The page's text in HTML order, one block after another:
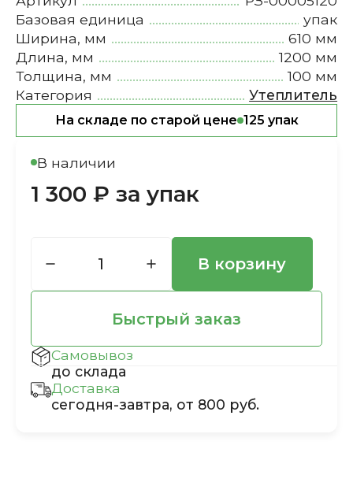
Базовая единица
упак
Ширина, мм
610 мм
Длина, мм
1200 мм
Толщина, мм
100 мм
Категория
Утеплитель
На складе по старой цене 125 упак
В наличии
1 300 ₽ за упак
В корзину
Быстрый заказ
Самовывоз
до склада
Доставка
сегодня-завтра, от 800 руб.